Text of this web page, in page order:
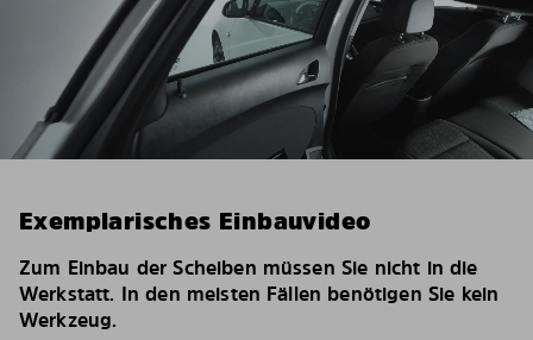
Exemplarisches Einbauvideo
Zum Einbau der Scheiben müssen Sie nicht in die
Werkstatt. In den meisten Fällen benötigen Sie kein
Werkzeug.